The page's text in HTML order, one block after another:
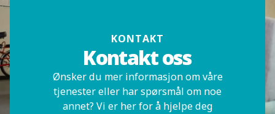
KONTAKT
Kontakt oss
Ønsker du mer informasjon om våre
tjenester eller har spørsmål om noe
annet? Vi er her for å hjelpe deg